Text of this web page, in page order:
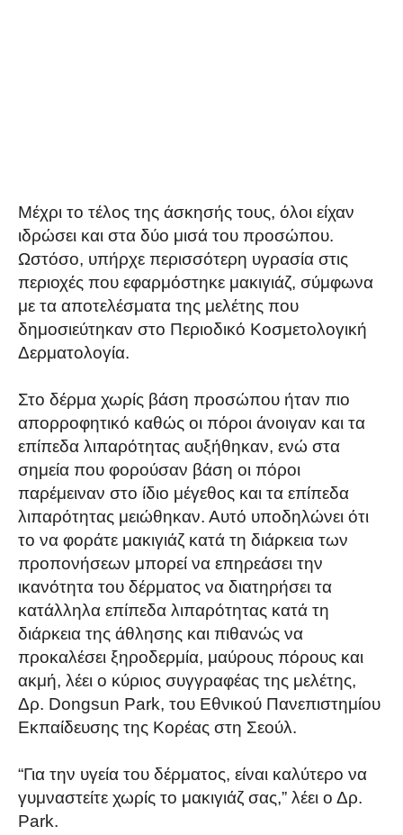
Μέχρι το τέλος της άσκησής τους, όλοι είχαν
ιδρώσει και στα δύο μισά του προσώπου.
Ωστόσο, υπήρχε περισσότερη υγρασία στις
περιοχές που εφαρμόστηκε μακιγιάζ, σύμφωνα
με τα αποτελέσματα της μελέτης που
δημοσιεύτηκαν στο Περιοδικό Κοσμετολογική
Δερματολογία.
Στο δέρμα χωρίς βάση προσώπου ήταν πιο
απορροφητικό καθώς οι πόροι άνοιγαν και τα
επίπεδα λιπαρότητας αυξήθηκαν, ενώ στα
σημεία που φορούσαν βάση οι πόροι
παρέμειναν στο ίδιο μέγεθος και τα επίπεδα
λιπαρότητας μειώθηκαν. Αυτό υποδηλώνει ότι
το να φοράτε μακιγιάζ κατά τη διάρκεια των
προπονήσεων μπορεί να επηρεάσει την
ικανότητα του δέρματος να διατηρήσει τα
κατάλληλα επίπεδα λιπαρότητας κατά τη
διάρκεια της άθλησης και πιθανώς να
προκαλέσει ξηροδερμία, μαύρους πόρους και
ακμή, λέει ο κύριος συγγραφέας της μελέτης,
Δρ. Dongsun Park, του Εθνικού Πανεπιστημίου
Εκπαίδευσης της Κορέας στη Σεούλ.
“Για την υγεία του δέρματος, είναι καλύτερο να
γυμναστείτε χωρίς το μακιγιάζ σας,” λέει ο Δρ.
Park.